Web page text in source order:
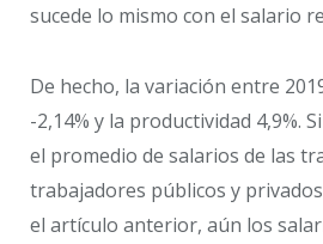
sucede lo mismo con el salario
De hecho, la variación entre
-2,14% y la productividad 4,9%.
el promedio de salarios de las
trabajadores públicos y
el artículo anterior, aún los